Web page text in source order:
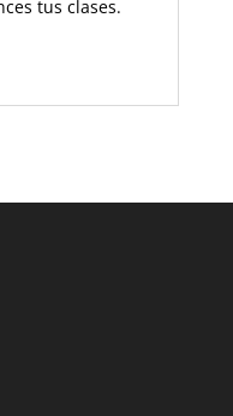
tus clases.